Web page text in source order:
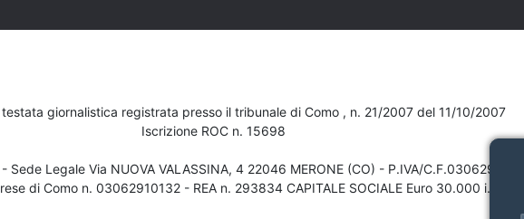
giornalistica registrata presso il tribunale di Como , n. 21/2007 del 11/10/2007
Iscrizione ROC n. 15698
- Sede Legale Via NUOVA VALASSINA, 4 22046 MERONE (CO) - P.IVA/C.F.03062910132
di Como n. 03062910132 - REA n. 293834 CAPITALE SOCIALE Euro 30.000 i.v.